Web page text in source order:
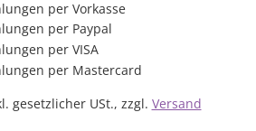
gesetzlicher USt., zzgl. Versand